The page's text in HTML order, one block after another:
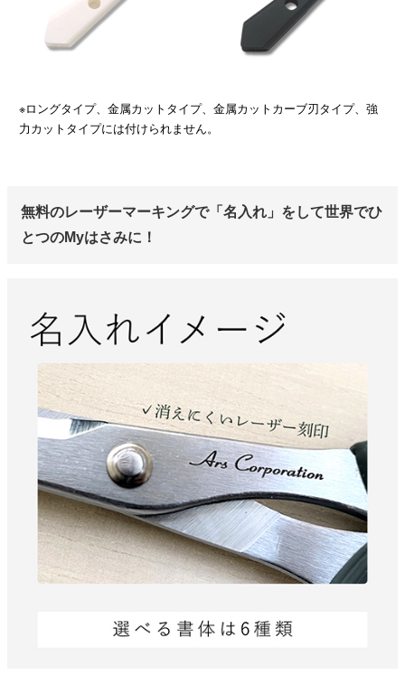
※ロングタイプ、金属カットタイプ、金属カットカーブ刃タイプ、強
力カットタイプには付けられません。
無料のレーザーマーキングで「名入れ」をして世界でひ
とつのMyはさみに！